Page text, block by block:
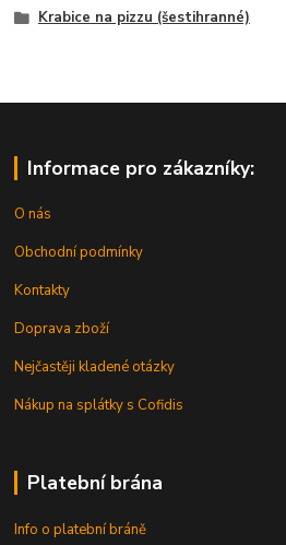
Krabice na pizzu (šestihranné)
Informace pro zákazníky:
O nás
Obchodní podmínky
Kontakty
Doprava zboží
Nejčastěji kladené otázky
Nákup na splátky s Cofidis
Platební brána
Info o platební bráně